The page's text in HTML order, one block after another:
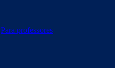
Para professores